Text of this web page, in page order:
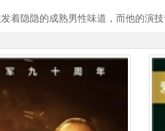
隐隐的成熟男性味道，而他的演技